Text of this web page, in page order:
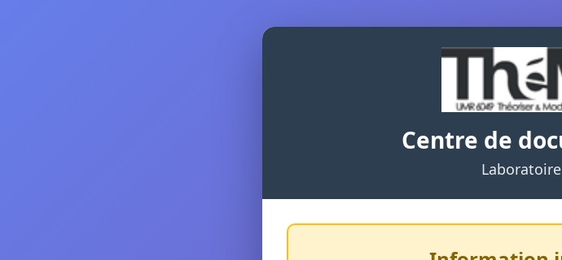
Centre de